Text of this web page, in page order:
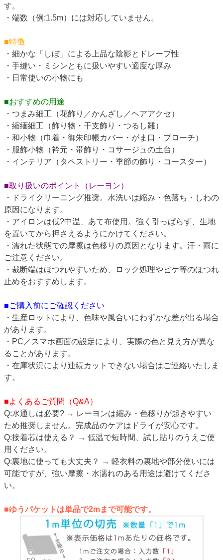
す。
・端数（例:1.5m）には対応していません。
■特徴
・細かな「しぼ」による上品な陰影とドレープ性
・手縫い・ミシンともに扱いやすい適度な厚み
・日常使いの小物にも
■おすすめの用途
・つまみ細工（花飾り／かんざし／ヘアアクセ）
・縮緬細工（飾り物・干支飾り・つるし雛）
・和小物（巾着・御朱印帳カバー・がま口・ブローチ）
・服飾小物（衿元・帯飾り・コサージュの土台）
・インテリア（タペストリー・季節の飾り・コースター）
■取り扱いのポイント（レーヨン）
・ドライクリーニング推奨。水洗いは縮み・色落ち・しわの
原因になります。
・アイロンは低?中温、あて布使用。強く引っぱらず、生地
を置いてから押さえるようにかけてください。
・濡れた状態での摩擦は色移りの原因となります。汗・雨に
ご注意ください。
・裁断端はほつれやすいため、ロック処理やピケ等のほつれ
止めをおすすめします。
■ご購入前にご確認ください
・生産ロットにより、色味や風合いにわずかな差が出る場合
があります。
・PC／スマホ画面の設定により、実際の色と見え方が異な
ることがあります。
・在庫状況により連続カットできない場合はご連絡いたしま
す。
■よくあるご質問（Q&A）
Q:水通しは必要? → レーヨンは縮み・色移りが起きやすい
ため推奨しません。完成品のケアはドライが安心です。
Q:接着芯は使える？ → 低温で短時間、試し貼りのうえご使
用ください。
Q:裏地に使っても大丈夫？ → 軽衣料の裏地や部分使いには
可能ですが、強い摩擦・水濡れのある用途は避けてくださ
い。
■ゆうパケットは単品で2mまで可能です。